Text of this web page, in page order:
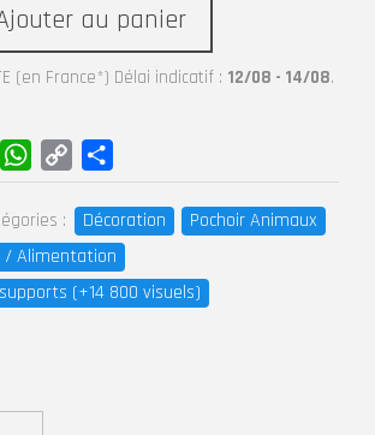
au panier
(en France*) Délai indicatif : 12/08 - 14/08.
: Décoration
Pochoir Animaux
/ Alimentation
(+14 800 visuels)
PinterestWhatsApp
Copy
Link